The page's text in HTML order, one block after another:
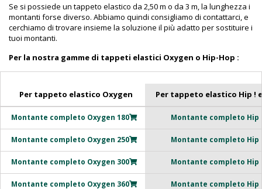
Se si possiede un tappeto elastico da 2,50 m o da 3 m, la lunghezza i
montanti forse diverso. Abbiamo quindi consigliamo di contattarci, e
cerchiamo di trovare insieme la soluzione il più adatto per sostituire i
tuoi montanti.
Per la nostra gamme di tappeti elastici Oxygen o Hip-Hop :
Per tappeto elastico Oxygen Per tappeto elastico Hip !
Montante completo Oxygen 180 Montante completo Hip
Montante completo Oxygen 250 Montante completo Hip
Montante completo Oxygen 300 Montante completo Hip
Montante completo Oxygen 360 Montante completo Hip